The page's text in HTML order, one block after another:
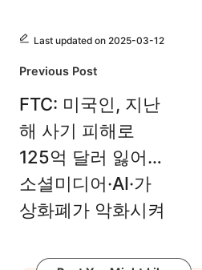
Last updated on 2025-03-12
Post
navigation
Previous Post
FTC: 미국인, 지난
해 사기 피해로
125억 달러 잃어…
소셜미디어·AI·가
상화폐가 악화시켜